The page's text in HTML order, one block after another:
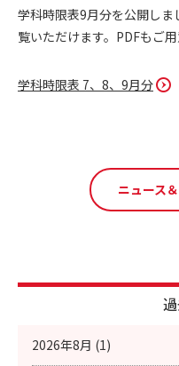
学科時限表9月分を公開し
覧いただけます。PDFもご用
学科時限表 7、8、9月分
ニュース
2026年8月 (1)